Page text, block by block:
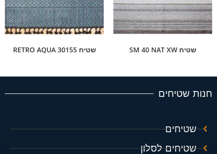
שטיח SM 40 NAT XW שטיח RETRO AQUA 30155
חנות שטיחים
שטיחים
שטיחים לסלון